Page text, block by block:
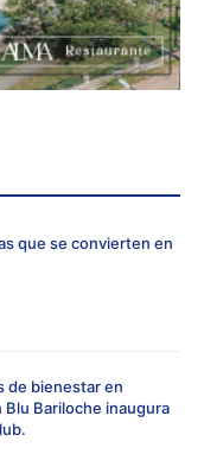
que se convierten en
de bienestar en
Blu Bariloche inaugura